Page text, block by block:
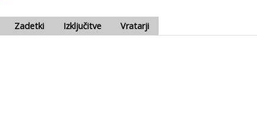
Zadetki Izključitve Vratarji